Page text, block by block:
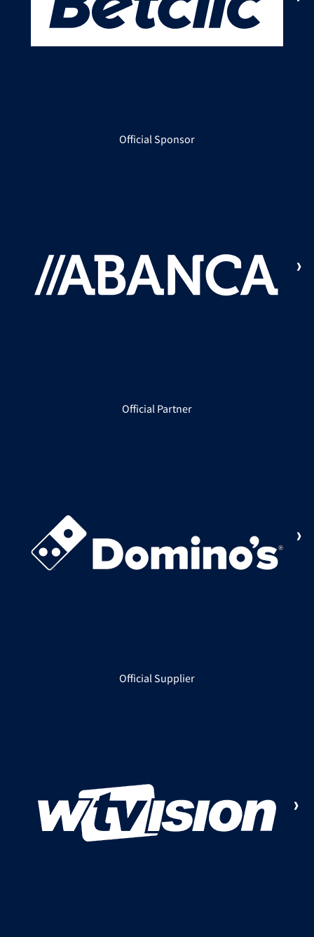
Official Sponsor
Official Partner
Official Supplier